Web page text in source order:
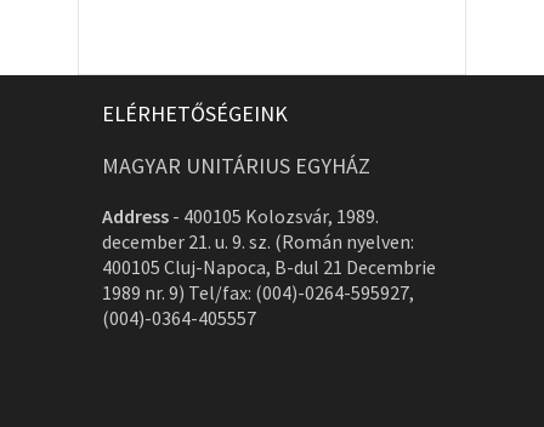
ELÉRHETŐSÉGEINK
MAGYAR UNITÁRIUS EGYHÁZ
Address - 400105 Kolozsvár, 1989.
december 21. u. 9. sz. (Román nyelven:
400105 Cluj-Napoca, B-dul 21 Decembrie
1989 nr. 9) Tel/fax: (004)-0264-595927,
(004)-0364-405557